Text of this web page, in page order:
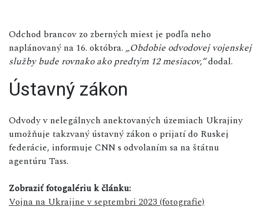
Odchod brancov zo zberných miest je podľa neho
naplánovaný na 16. októbra. „Obdobie odvodovej vojenskej
služby bude rovnako ako predtým 12 mesiacov,“dodal.
Ústavný zákon
Odvody v nelegálnych anektovaných územiach Ukrajiny
umožňuje takzvaný ústavný zákon o prijatí do Ruskej
federácie, informuje CNN s odvolaním sa na štátnu
agentúru Tass.
Zobraziť fotogalériu k článku:
Vojna na Ukrajine v septembri 2023 (fotografie)